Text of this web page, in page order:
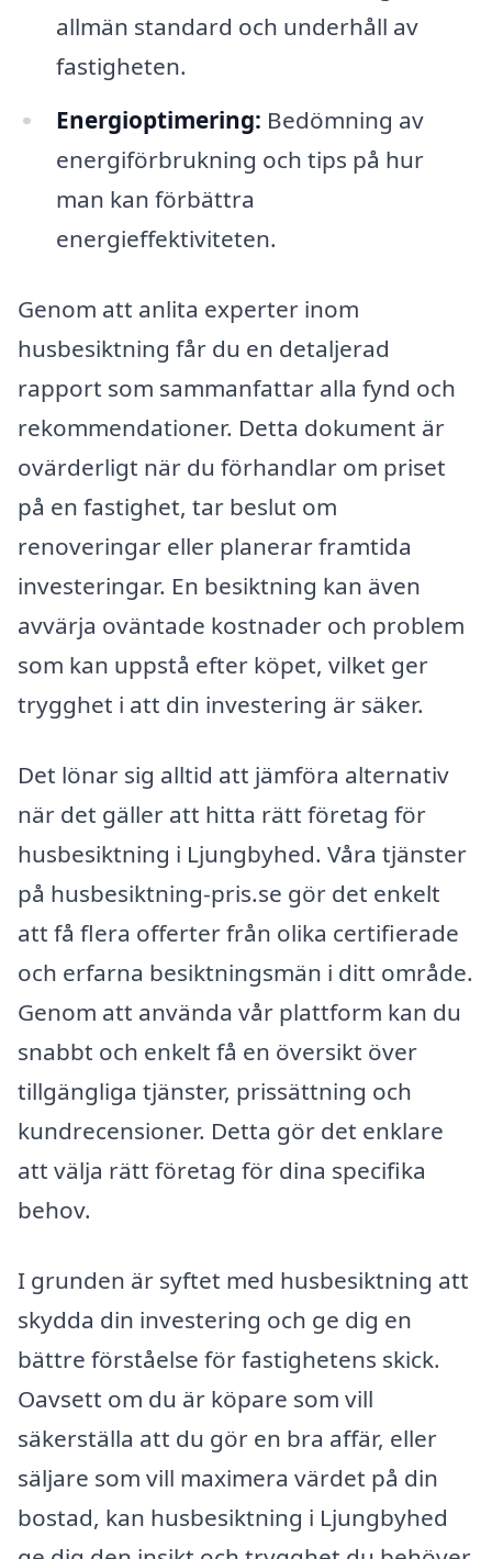
allmän standard och underhåll av
fastigheten.
Energioptimering: Bedömning av
energiförbrukning och tips på hur
man kan förbättra
energieffektiviteten.
Genom att anlita experter inom
husbesiktning får du en detaljerad
rapport som sammanfattar alla fynd och
rekommendationer. Detta dokument är
ovärderligt när du förhandlar om priset
på en fastighet, tar beslut om
renoveringar eller planerar framtida
investeringar. En besiktning kan även
avvärja oväntade kostnader och problem
som kan uppstå efter köpet, vilket ger
trygghet i att din investering är säker.
Det lönar sig alltid att jämföra alternativ
när det gäller att hitta rätt företag för
husbesiktning i Ljungbyhed. Våra tjänster
på husbesiktning-pris.se gör det enkelt
att få flera offerter från olika certifierade
och erfarna besiktningsmän i ditt område.
Genom att använda vår plattform kan du
snabbt och enkelt få en översikt över
tillgängliga tjänster, prissättning och
kundrecensioner. Detta gör det enklare
att välja rätt företag för dina specifika
behov.
I grunden är syftet med husbesiktning att
skydda din investering och ge dig en
bättre förståelse för fastighetens skick.
Oavsett om du är köpare som vill
säkerställa att du gör en bra affär, eller
säljare som vill maximera värdet på din
bostad, kan husbesiktning i Ljungbyhed